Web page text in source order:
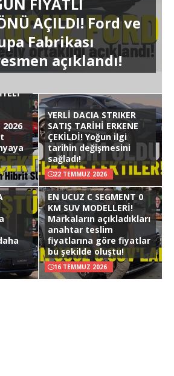
AÇILDI! Ford ve
Fabrikası
açıklandı!
YERLİ DACIA STRIKER
SATIŞ TARİHİ ERKENE
ÇEKİLDİ! Yoğun ilgi
tarihin değişmesini
sağladı!
22 TEMMUZ 2026
EN UCUZ C SEGMENT 0
KM SUV MODELLERİ!
Markaların açıkladıkları
anahtar teslim
fiyatlarına göre fiyatlar
bu şekilde oluştu!
16 TEMMUZ 2026